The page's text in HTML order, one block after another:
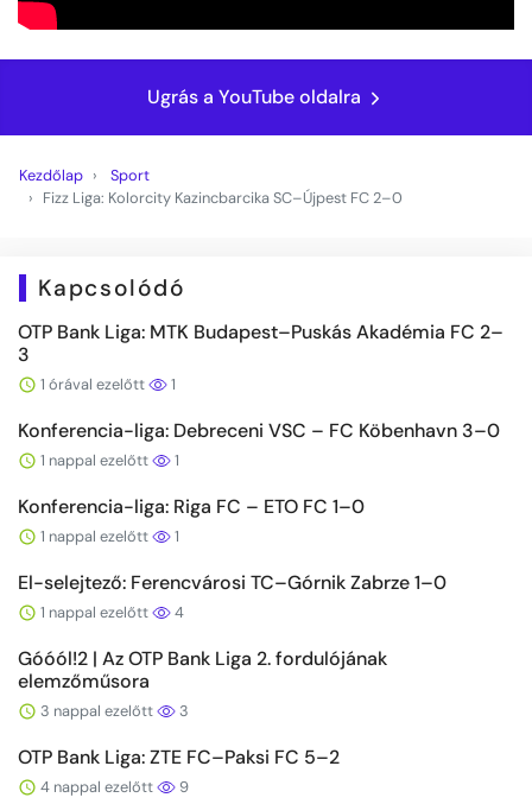
Ugrás a YouTube oldalra
Kezdőlap
Sport
Fizz Liga: Kolorcity Kazincbarcika SC–Újpest FC 2–0
Kapcsolódó
OTP Bank Liga: MTK Budapest–Puskás Akadémia FC 2–
3
1 órával ezelőtt 1
Konferencia-liga: Debreceni VSC – FC Köbenhavn 3–0
1 nappal ezelőtt 1
Konferencia-liga: Riga FC – ETO FC 1–0
1 nappal ezelőtt 1
El-selejtező: Ferencvárosi TC–Górnik Zabrze 1–0
1 nappal ezelőtt 4
Góóól!2 | Az OTP Bank Liga 2. fordulójának
elemzőműsora
3 nappal ezelőtt 3
OTP Bank Liga: ZTE FC–Paksi FC 5–2
4 nappal ezelőtt 9